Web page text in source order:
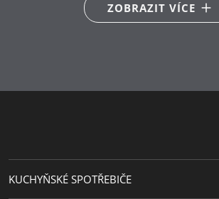
Péče o výrobky
lze mýt v myčce
ZOBRAZIT VÍCE
KUCHYŇSKÉ SPOTŘEBIČE